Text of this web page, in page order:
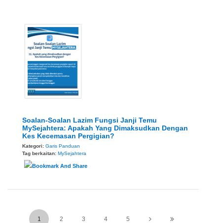
Soalan-Soalan Lazim Fungsi Janji Temu
MySejahtera: Apakah Yang Dimaksudkan Dengan
Kes Kecemasan Pergigian?
Kategori: Garis Panduan
Tag berkaitan: MySejahtera
1 2 3 4 5